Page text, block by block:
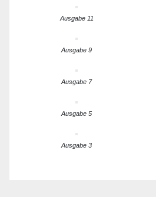
Ausgabe 11
Ausgabe 9
Ausgabe 7
Ausgabe 5
Ausgabe 3